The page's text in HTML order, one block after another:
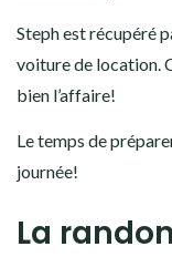
Steph est récupéré
voiture de location.
bien l’affaire!
Le temps de
journée!
La